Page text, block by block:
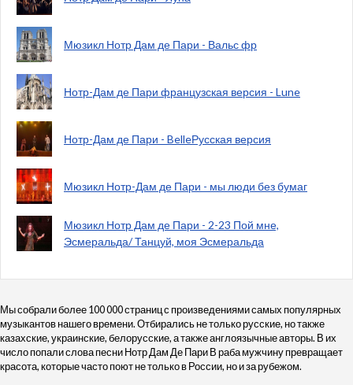
Мюзикл Нотр Дам де Пари - Вальс фр
Нотр-Дам де Пари французская версия - Lune
Нотр-Дам де Пари - BelleРусская версия
Мюзикл Нотр-Дам де Пари - мы люди без бумаг
Мюзикл Нотр Дам де Пари - 2-23 Пой мне,
Эсмеральда/ Танцуй, моя Эсмеральда
Мы собрали более 100 000 страниц с произведениями самых популярных
музыкантов нашего времени. Отбирались не только русские, но также
казахские, украинские, белорусские, а также англоязычные авторы. В их
число попали слова песни Нотр Дам Де Пари В раба мужчину превращает
красота, которые часто поют не только в России, но и за рубежом.